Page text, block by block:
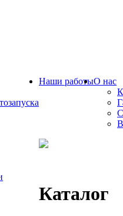
Наши работыО нас
Каталог